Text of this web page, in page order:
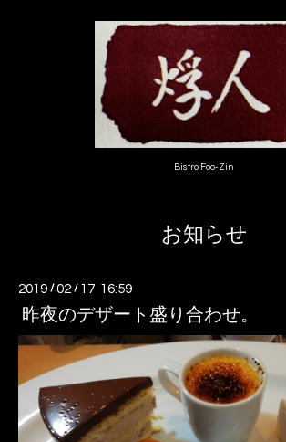
Bistro Foo-Zin
お知らせ
2019 /02 / 17 16:59
昨夜のデザート盛り合わせ。